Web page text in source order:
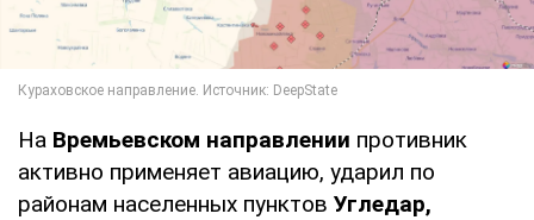
На Времьевском направлении противник
активно применяет авиацию, ударил по
районам населенных пунктов Угледар,